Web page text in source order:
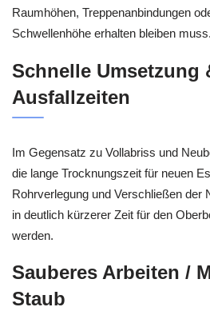
Raumhöhen, Treppenanbindungen
Schwellenhöhe erhalten bleiben muss.
Schnelle Umsetzung
Ausfallzeiten
Im Gegensatz zu Vollabriss und
die lange Trocknungszeit für neuen
Rohrverlegung und Verschließen der
in deutlich kürzerer Zeit für den
werden.
Sauberes Arbeiten /
Staub